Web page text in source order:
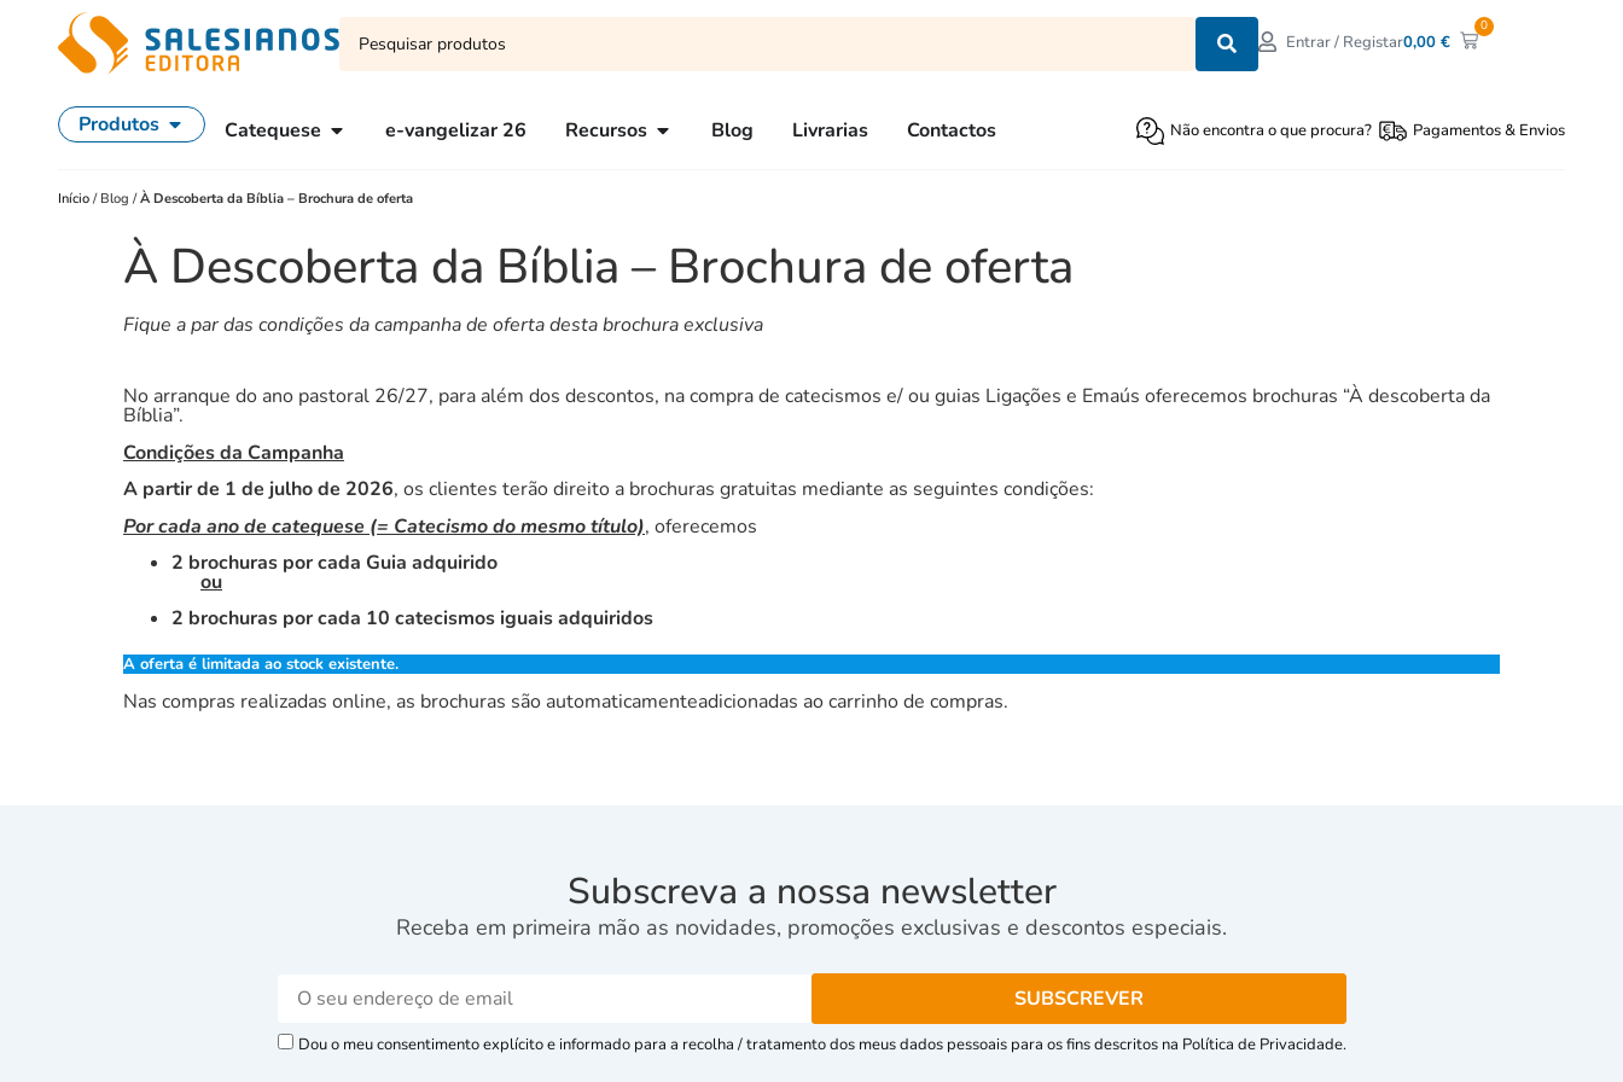
Entrar / Registar0,00€
0
Produtos Catequese e-vangelizar 26 Recursos Blog Livrarias Contactos Não encontra o que procura? Pagamentos & Envios
Início / Blog /À Descoberta da Bíblia – Brochura de oferta
À Descoberta da Bíblia – Brochura de oferta
Fique a par das condições da campanha de oferta desta brochura exclusiva
No arranque do ano pastoral 26/27, para além dos descontos, na compra de catecismos e/ ou guias Ligações e Emaús oferecemos brochuras “À descoberta da
Bíblia”.
Condições da Campanha
A partir de 1 de julho de 2026, os clientes terão direito a brochuras gratuitas mediante as seguintes condições:
Por cada ano de catequese (= Catecismo do mesmo título), oferecemos
2 brochuras por cada Guia adquirido
ou
2 brochuras por cada 10 catecismos iguais adquiridos
A oferta é limitada ao stock existente.
Nas compras realizadas online, as brochuras são automaticamenteadicionadas ao carrinho de compras.
Subscreva a nossa newsletter
Receba em primeira mão as novidades, promoções exclusivas e descontos especiais.
Dou o meu consentimento explícito e informado para a recolha / tratamento dos meus dados pessoais para os fins descritos na Política de Privacidade.